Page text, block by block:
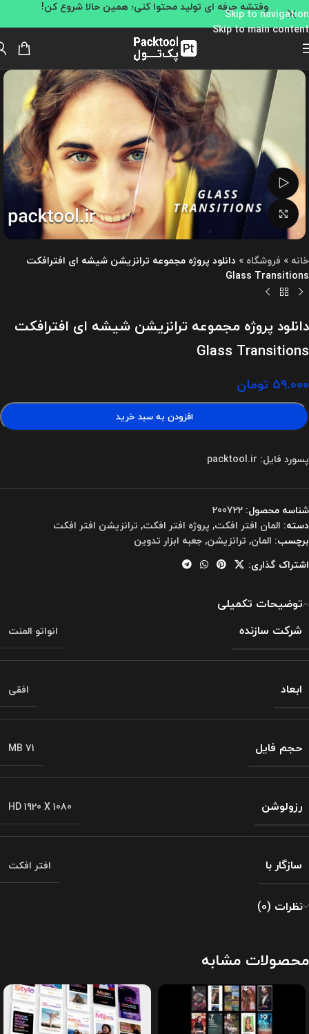
Skip to navigation
Skip to main content
وقتشه حرفه ای تولید محتوا کنی؛ همین حالا شروع کن!
تماشای ویدئو
بزرگنمایی تصویر
خانه » فروشگاه » دانلود پروژه مجموعه ترانزیشن شیشه ای افترافکت
Glass Transitions
دانلود پروژه مجموعه ترانزیشن شیشه ای افترافکت
Glass Transitions
۵۹.۰۰۰ تومان
افزودن به سبد خرید
پسورد فایل: packtool.ir
شناسه محصول: 200722
دسته: المان افتر افکت, پروژه افتر افکت, ترانزیشن افتر افکت
برچسب: المان, ترانزیشن,جعبه ابزار تدوین
اشتراک گذاری:
توضیحات تکمیلی
شرکت سازنده
انواتو المنت
ابعاد افقی
حجم فایل 71 MB
رزولوشن HD 1920 X 1080
سازگار با افتر افکت
نظرات (0)
محصولات مشابه